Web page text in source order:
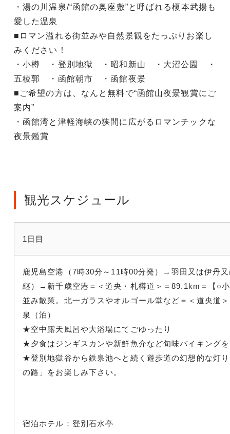
・湯の川温泉/“函館の奥座敷”と呼ばれる榎本武揚も
愛した温泉
■ロマン溢れる街並みや自然景観をたっぷりお楽し
みください！
・小樽 ・登別地獄 ・昭和新山 ・大沼公園 ・
五稜郭 ・函館朝市 ・函館夜景
■ご希望の方は、なんと無料で“函館山夜景観賞にご
案内”
・函館湾と津軽海峡の狭間に広がるロマンチックな
夜景鑑賞
観光スケジュール
1日目
鹿児島空港（7時30分～11時00分発）→羽田又は伊丹
継）→新千歳空港＝＜道央・札樽道＞＝89.1km＝【○
並み散策。北一ガラスやオルゴール堂など＝＜道央道
泉（泊）
★空中露天風呂や大浴場にてごゆったり
★夕食はジンギスカンや新鮮魚介など旬味バイキング
★登別地獄谷から鉄泉池へと続く遊歩道の幻想的な灯
の路」をお楽しみ下さい。
宿泊ホテル：登別石水亭